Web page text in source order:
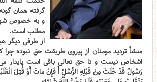
گرفته همان
و به خصوص
مطلب است.
از طرفی دیگر
منشأ تردید مومنان از پیروی طریقت حق نبوده
اشخاص نیست و تا حق تعالی باقی است پایدار
رَسُولٌ قَدْ خَلَتْ مِنْ قَبْلِهِ الرُّسُلُ أَ فَإِنْ ماتَ أَوْ قُتِلَ